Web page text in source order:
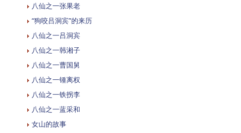
八仙之一张果老
“狗咬吕洞宾”的来历
八仙之一吕洞宾
八仙之一韩湘子
八仙之一曹国舅
八仙之一锺离权
八仙之一铁拐李
八仙之一蓝采和
女山的故事